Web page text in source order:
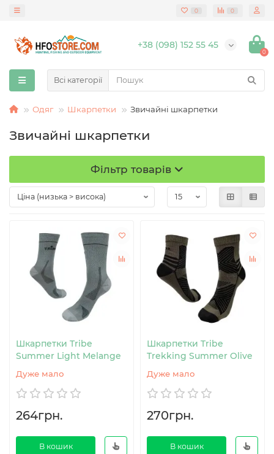
0 0
+38 (098) 152 55 45
0
Всі категорії
Одяг Шкарпетки Звичайні шкарпетки
Звичайні шкарпетки
Фільтр товарів
Шкарпетки Tribe
Summer Light Melange
Дуже мало
264грн.
В кошик
Шкарпетки Tribe
Trekking Summer Olive
Дуже мало
270грн.
В кошик